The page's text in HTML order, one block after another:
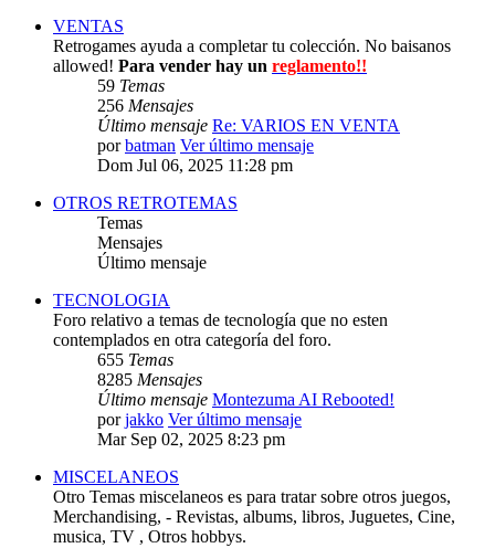
VENTAS
Retrogames ayuda a completar tu colección. No baisanos
allowed! Para vender hay un reglamento!!
59 Temas
256 Mensajes
Último mensaje Re: VARIOS EN VENTA
porbatman Ver último mensaje
Dom Jul 06, 2025 11:28 pm
OTROS RETROTEMAS
Temas
Mensajes
Último mensaje
TECNOLOGIA
Foro relativo a temas de tecnología que no esten
contemplados en otra categoría del foro.
655 Temas
8285 Mensajes
Último mensaje Montezuma AI Rebooted!
porjakko Ver último mensaje
Mar Sep 02, 2025 8:23 pm
MISCELANEOS
Otro Temas miscelaneos es para tratar sobre otros juegos,
Merchandising, - Revistas, albums, libros, Juguetes, Cine,
musica, TV , Otros hobbys.